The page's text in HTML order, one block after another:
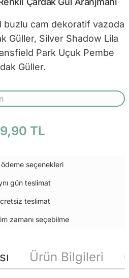
buzlu cam dekoratif vazoda
Güller, Silver Shadow Lila
Park Uçuk Pembe
Güller.
TL
ödeme seçenekleri
gün teslimat
teslimat
zamanı seçebilme
Ürün Bilgileri